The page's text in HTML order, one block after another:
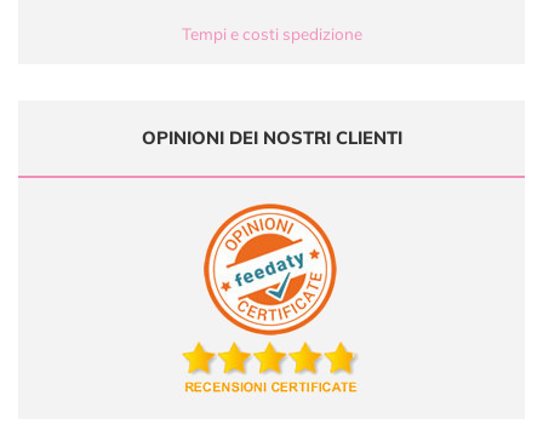
Tempi e costi spedizione
OPINIONI DEI NOSTRI CLIENTI